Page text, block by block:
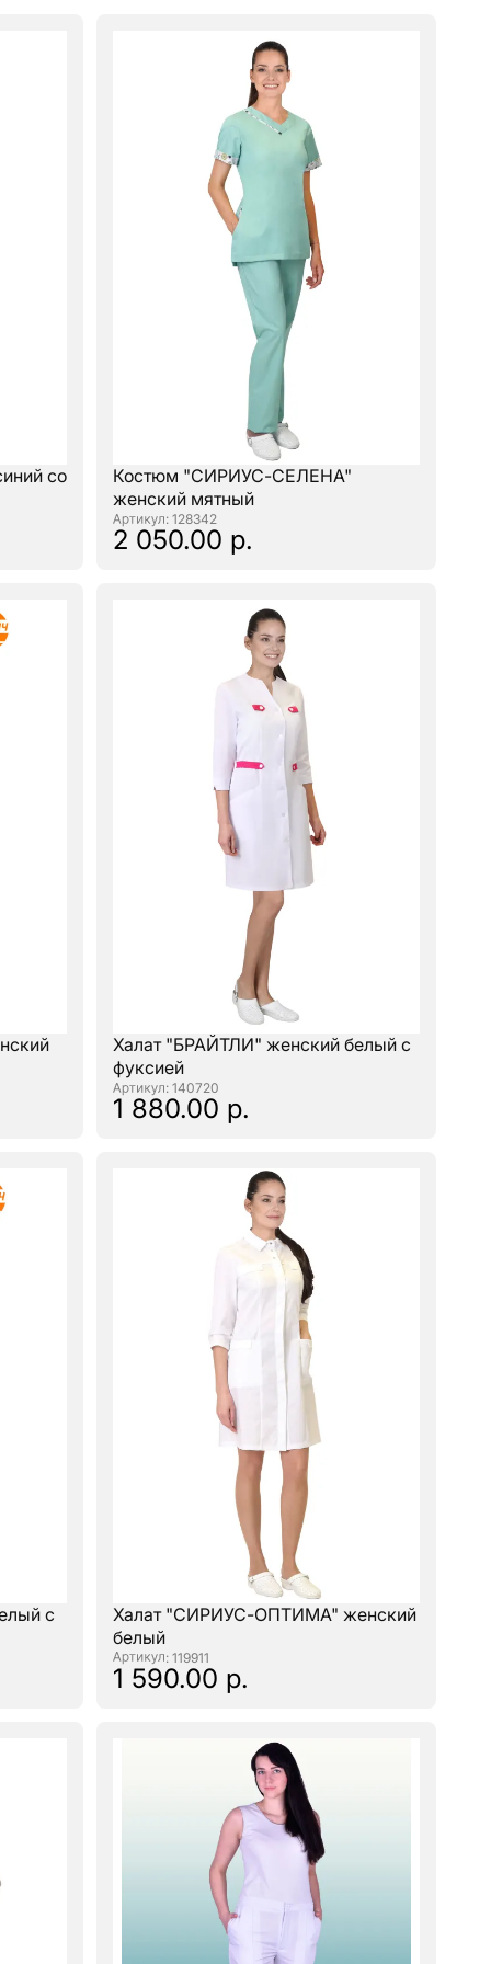
со
Костюм "СИРИУС-СЕЛЕНА"
женский мятный
: 128342
2 050.00 р.
Халат "БРАЙТЛИ" женский белый с
фуксией
: 140720
1 880.00 р.
с
Халат "СИРИУС-ОПТИМА" женский
белый
: 119911
1 590.00 р.